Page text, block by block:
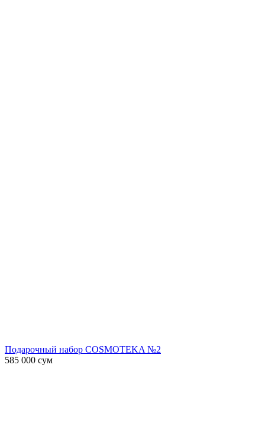
Подарочный набор COSMOTEKA №2
585 000 сум